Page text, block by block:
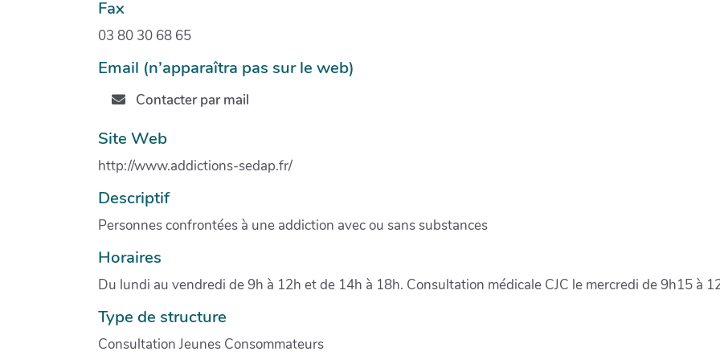
Fax
03 80 30 68 65
Email (n’apparaîtra pas sur le web)
Contacter par mail
Site Web
http://www.addictions-sedap.fr/
Descriptif
Personnes confrontées à une addiction avec ou sans substances
Horaires
Du lundi au vendredi de 9h à 12h et de 14h à 18h. Consultation médicale CJC le mercredi de 9h15 à
Type de structure
Consultation Jeunes Consommateurs